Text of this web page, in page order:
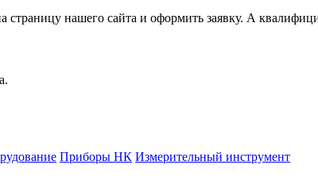
страницу нашего сайта и оформить заявку. А
Приборы НК Измерительный инструмент